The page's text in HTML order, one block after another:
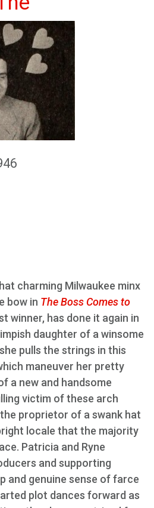
charming Milwaukee minx
bow in The Boss Comes to
winner, has done it again in
daughter of a winsome
pulls the strings in this
maneuver her pretty
a new and handsome
victim of these arch
proprietor of a swank hat
locale that the majority
Patricia and Ryne
and supporting
and genuine sense of farce
plot dances forward as